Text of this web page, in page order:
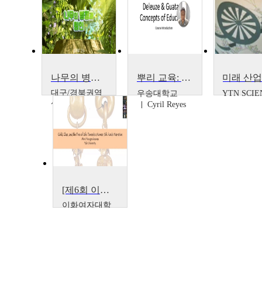
나무의 병징과 원인
대구/경북권역
센터
김기우
뿌리 교육: 들뢰즈와 과타리의 교훈
우송대학교
Cyril Reyes
YTN
[제6회 이화-예일 학회] 기조특강 - 황금, 유리, 생명의 나무 : 한국 중심의 비단길 서사를 향해
이화여자대학